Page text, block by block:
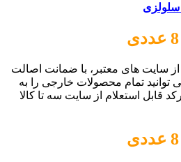
از سایت های معتبر، با ضمانت اصالت
توانید تمام محصولات خارجی را به
قابل استعلام از سایت سه تا کالا